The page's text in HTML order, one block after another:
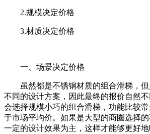
2.规模决定价格
3.材质决定价格
一、场景决定价格
虽然都是不锈钢材质的组合滑梯，
不同的设计方案，因此最终的报价自然
会选择规模小巧的组合滑梯，功能比较
于市场平均价。如果是大型的商圈选择
一定的设计效果为主，这样才能够更好